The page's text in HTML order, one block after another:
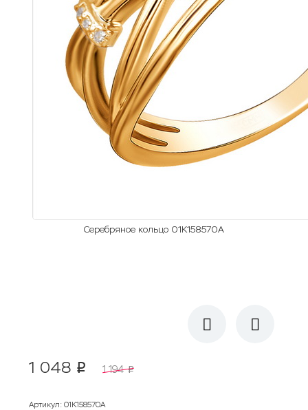
Серебряное кольцо 01К158570А
1 048 p 1 194 p
Артикул: 01К158570А